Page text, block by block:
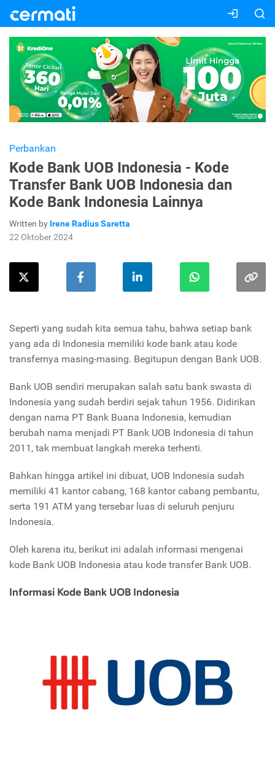
Perbankan
Kode Bank UOB Indonesia - Kode
Transfer Bank UOB Indonesia dan
Kode Bank Indonesia Lainnya
Written by Irene Radius Saretta
22 Oktober 2024
Seperti yang sudah kita semua tahu, bahwa setiap bank
yang ada di Indonesia memiliki kode bank atau kode
transfernya masing-masing. Begitupun dengan Bank UOB.
Bank UOB sendiri merupakan salah satu bank swasta di
Indonesia yang sudah berdiri sejak tahun 1956. Didirikan
dengan nama PT Bank Buana Indonesia, kemudian
berubah nama menjadi PT Bank UOB Indonesia di tahun
2011, tak membuat langkah mereka terhenti.
Bahkan hingga artikel ini dibuat, UOB Indonesia sudah
memiliki 41 kantor cabang, 168 kantor cabang pembantu,
serta 191 ATM yang tersebar luas di seluruh penjuru
Indonesia.
Oleh karena itu, berikut ini adalah informasi mengenai
kode Bank UOB Indonesia atau kode transfer Bank UOB.
Informasi Kode Bank UOB Indonesia